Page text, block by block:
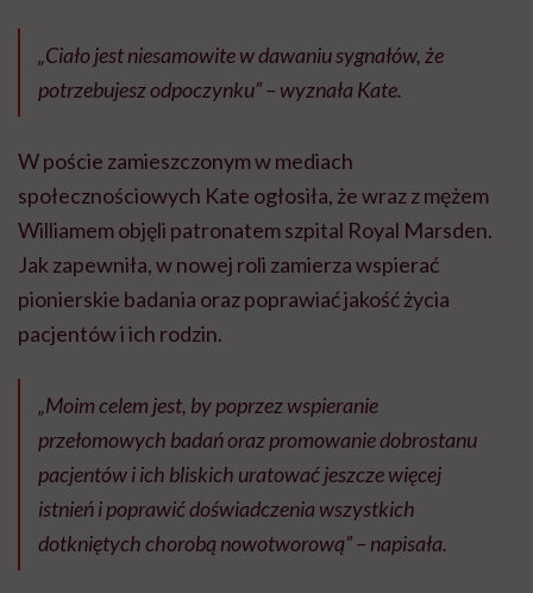
„Ciało jest niesamowite w dawaniu sygnałów, że
potrzebujesz odpoczynku” – wyznała Kate.
W poście zamieszczonym w mediach
społecznościowych Kate ogłosiła, że wraz z mężem
Williamem objęli patronatem szpital Royal Marsden.
Jak zapewniła, w nowej roli zamierza wspierać
pionierskie badania oraz poprawiać jakość życia
pacjentów i ich rodzin.
„Moim celem jest, by poprzez wspieranie
przełomowych badań oraz promowanie dobrostanu
pacjentów i ich bliskich uratować jeszcze więcej
istnień i poprawić doświadczenia wszystkich
dotkniętych chorobą nowotworową” – napisała.